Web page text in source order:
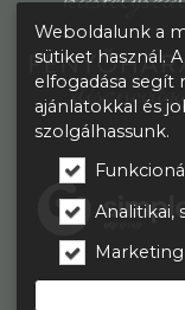
Weboldalunk a
sütiket használ.
elfogadása
ajánlatokkal és
szolgálhassunk.
Analitikai,
Marketing